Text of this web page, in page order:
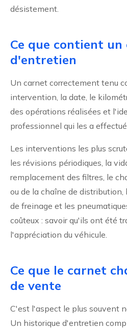
désistement.
Ce que contient
d'entretien
Un carnet correctement tenu
intervention, la date, le
des opérations réalisées et
professionnel qui les a
Les interventions les plus
les révisions périodiques, la
remplacement des filtres, le
ou de la chaîne de distribution,
de freinage et les
coûteux : savoir qu'ils ont été
l'appréciation du véhicule.
Ce que le carnet
de vente
C'est l'aspect le plus souvent
Un historique d'entretien